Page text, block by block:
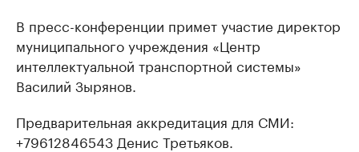
В пресс-конференции примет участие директор
муниципального учреждения «Центр
интеллектуальной транспортной системы»
Василий Зырянов.
Предварительная аккредитация для СМИ:
+79612846543 Денис Третьяков.